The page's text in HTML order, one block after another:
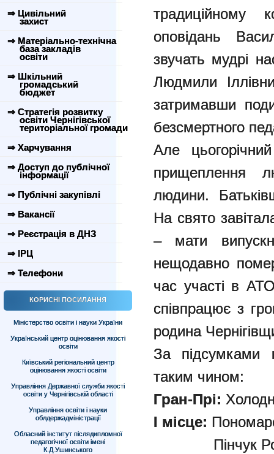
⇒ Цивільний
захист
⇒ Матеріально-технічна
база закладів
освіти
⇒ Шкільний
громадський
бюджет
⇒ Стратегія розвитку
освіти Чернігівської
територіальної громади
⇒ Харчування
⇒ Доступ до публічної
інформації
⇒ Публічні закупівлі
⇒ Вакансії
⇒ Реєстрація в ДНЗ
⇒ ІРЦ
⇒ Телефони
КОРИСНІ ПОСИЛАННЯ
Міністерство освіти і науки України
Український центр оцінювання якості
освіти
Київський регіональний центр
оцінювання якості освіти
Управління Державної служби якості
освіти у Чернігівській області
Управління освіти і науки
облдержадміністрації
Обласний інститут післядипломної
педагогічної освіти імені
К.Д.Ушинського
традиційному
оповідань
звучать мудрі
Людмили
затримавши
безсмертного
Але
прищеплення
людини.
На свято
– мати
нещодавно
час участі в
співпрацює з
родина
За підсумками
таким чином:
Гран-Прі:
І місце:
Пінчук